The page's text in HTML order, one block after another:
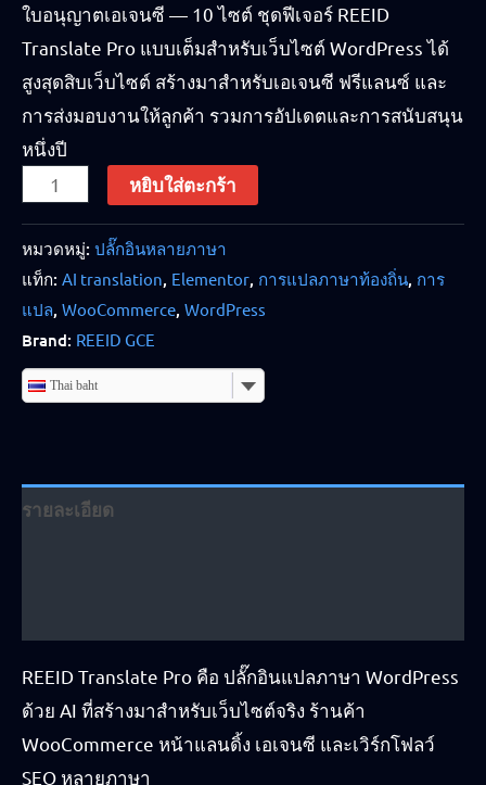
ratings
ใบอนุญาตเอเจนซี — 10 ไซต์ ชุดฟีเจอร์ REEID
Translate Pro แบบเต็มสำหรับเว็บไซต์ WordPress ได้
สูงสุดสิบเว็บไซต์ สร้างมาสำหรับเอเจนซี ฟรีแลนซ์ และ
การส่งมอบงานให้ลูกค้า รวมการอัปเดตและการสนับสนุน
หนึ่งปี
หยิบใส่ตะกร้า
หมวดหมู่: ปลั๊กอินหลายภาษา
แท็ก: AI translation, Elementor, การแปลภาษาท้องถิ่น, การ
แปล, WooCommerce, WordPress
Brand: REEID GCE
Thai baht
รายละเอียด
REEID Translate Pro คือ ปลั๊กอินแปลภาษา WordPress
ด้วย AI ที่สร้างมาสำหรับเว็บไซต์จริง ร้านค้า
WooCommerce หน้าแลนดิ้ง เอเจนซี และเวิร์กโฟลว์
SEO หลายภาษา